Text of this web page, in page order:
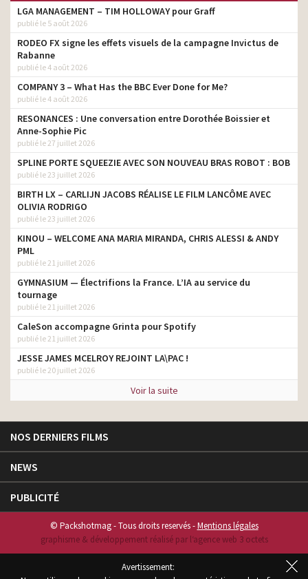
LGA MANAGEMENT – TIM HOLLOWAY pour Graff
publié le 5 août 2026
RODEO FX signe les effets visuels de la campagne Invictus de
Rabanne
publié le 4 août 2026
COMPANY 3 – What Has the BBC Ever Done for Me?
publié le 4 août 2026
RESONANCES : Une conversation entre Dorothée Boissier et
Anne-Sophie Pic
publié le 27 juillet 2026
SPLINE PORTE SQUEEZIE AVEC SON NOUVEAU BRAS ROBOT : BOB
publié le 23 juillet 2026
BIRTH LX – CARLIJN JACOBS RÉALISE LE FILM LANCÔME AVEC
OLIVIA RODRIGO
publié le 23 juillet 2026
KINOU – WELCOME ANA MARIA MIRANDA, CHRIS ALESSI & ANDY
PML
publié le 21 juillet 2026
GYMNASIUM — Électrifions la France. L’IA au service du
tournage
publié le 21 juillet 2026
CaleSon accompagne Grinta pour Spotify
publié le 21 juillet 2026
JESSE JAMES MCELROY REJOINT LA\PAC !
publié le 20 juillet 2026
Voir la suite
NOS DERNIERS FILMS
NEWS
PUBLICITÉ
© Packshotmag - Tous droits reservés -Mentions légales
graphisme & développement réalisé par l‘agence web 3 octets
Avertissement: